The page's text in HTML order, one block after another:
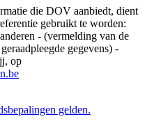
die DOV aanbiedt, dient
gebruikt te worden:
- (vermelding van de
gegevens) -
op
gelden.